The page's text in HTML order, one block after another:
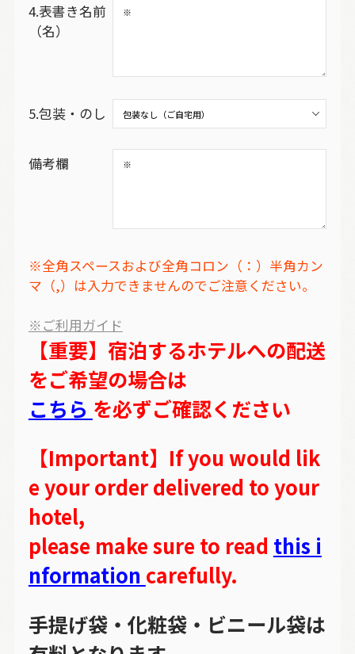
4.表書き名前
（名）
5.包装・のし
備考欄
※全角スペースおよび全角コロン（：）半角カン
マ（,）は入力できませんのでご注意ください。
※ご利用ガイド
【重要】宿泊するホテルへの配送
をご希望の場合は
こちら を必ずご確認ください
【Important】If you would lik
e your order delivered to your
hotel,
please make sure to read this i
nformation carefully.
手提げ袋・化粧袋・ビニール袋は